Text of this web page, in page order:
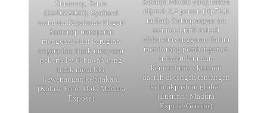
Sumenep, Senin
(23/03/2026). Syafrawi
meminta Kejaksaan Negeri
Sumenep transparan
mengenai nilai kerugian
negara dan tidak menyasar
pekerja level bawah yang
tidak memiliki
kewenangan kebijakan.
(Kolase Foto: Dok. Madura
Expose)
dijatah 3,2 persen (Rp73,8
miliar). Ketimpangan ini
memicu kritik terkait
efektivitas anggaran dalam
mendorong pembangunan
infrastruktur dan
kemandirian ekonomi
daerah di tengah tantangan
ketidakpastian global.
(Ilustrasi: Madura
Expose/Gemini)